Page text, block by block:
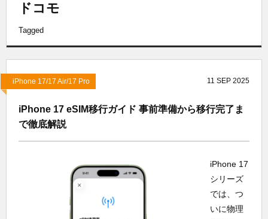
ドコモ
Tagged
iPhone 17/17 Air/17 Pro 11 SEP 2025
iPhone 17 eSIM移行ガイド 事前準備から移行完了ま
で徹底解説
iPhone 17
シリーズ
では、つ
いに物理